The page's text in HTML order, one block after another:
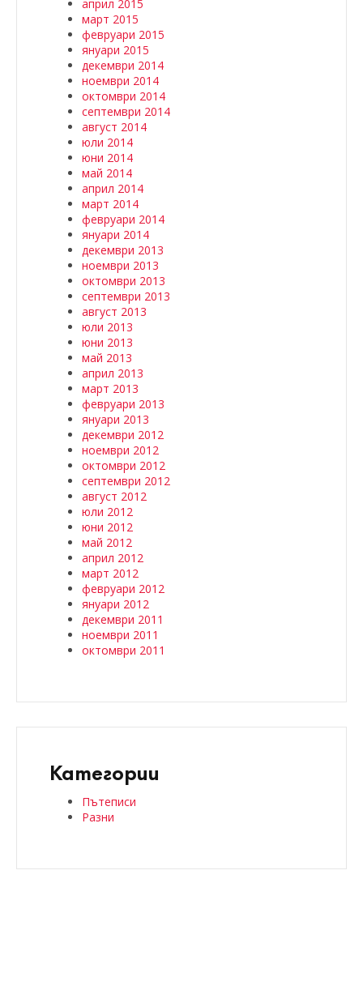
април 2015
март 2015
февруари 2015
януари 2015
декември 2014
ноември 2014
октомври 2014
септември 2014
август 2014
юли 2014
юни 2014
май 2014
април 2014
март 2014
февруари 2014
януари 2014
декември 2013
ноември 2013
октомври 2013
септември 2013
август 2013
юли 2013
юни 2013
май 2013
април 2013
март 2013
февруари 2013
януари 2013
декември 2012
ноември 2012
октомври 2012
септември 2012
август 2012
юли 2012
юни 2012
май 2012
април 2012
март 2012
февруари 2012
януари 2012
декември 2011
ноември 2011
октомври 2011
Категории
Пътеписи
Разни